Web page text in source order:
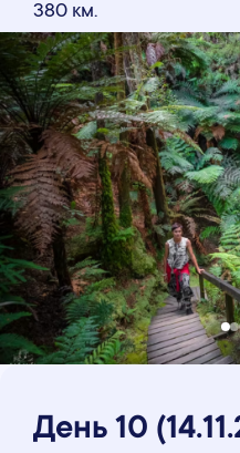
380 км.
День 10 (14.11